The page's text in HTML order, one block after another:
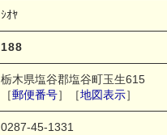
ｼｵﾔ
188
栃木県塩谷郡塩谷町玉生615
［郵便番号］［地図表示］
0287-45-1331